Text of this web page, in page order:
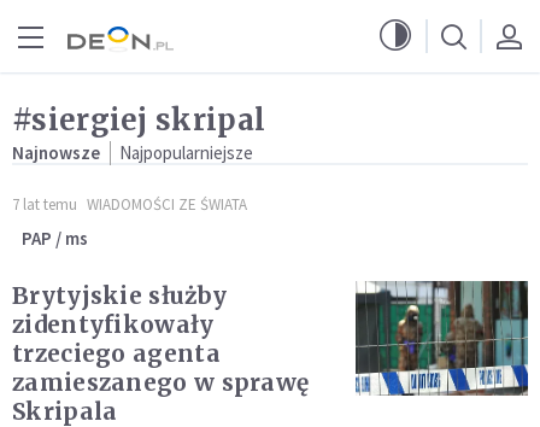
#siergiej skripal
Najnowsze Najpopularniejsze
7 lat temu WIADOMOŚCI ZE ŚWIATA
PAP / ms
Brytyjskie służby
zidentyfikowały
trzeciego agenta
zamieszanego w sprawę
Skripala